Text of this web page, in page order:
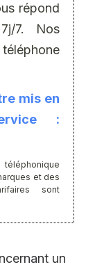
répond
7. Nos
mis en
:
et des
sont
un